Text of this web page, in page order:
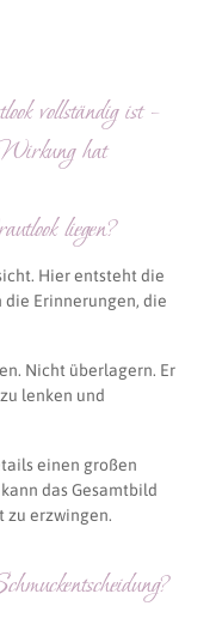
vollständig ist –
hat
liegen?
Hier entsteht die
Erinnerungen, die
Nicht überlagern. Er
lenken und
einen großen
das Gesamtbild
zu erzwingen.